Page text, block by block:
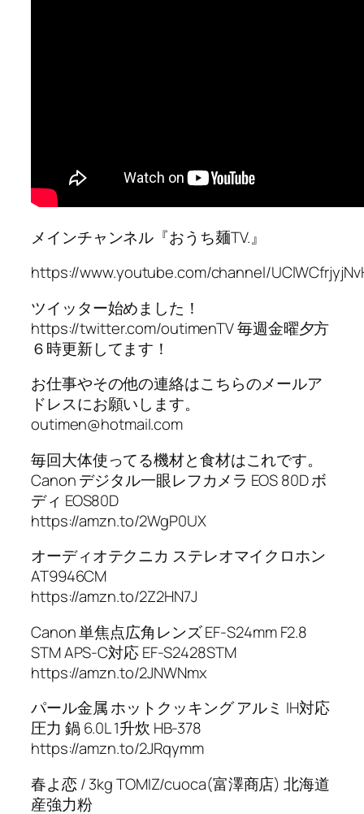
メインチャンネル『おうち麺TV.』
https://www.youtube.com/channel/
ツイッター始めました！
https://twitter.com/outimenTV 毎週金曜夕方
６時更新してます！
お仕事やその他の連絡はこちらのメールア
ドレスにお願いします。
outimen@hotmail.com
毎回大体使ってる機材と食材はこれです。
Canon デジタル一眼レフカメラ EOS 80D ボ
ディ EOS80D
https://amzn.to/2WgP0UX
オーディオテクニカ ステレオマイクロホン
AT9946CM
https://amzn.to/2Z2HN7J
Canon 単焦点広角レンズ EF-S24mm F2.8
STM APS-C対応 EF-S2428STM
https://amzn.to/2JNWNmx
パール金属 ホットクッキング アルミ IH対応
圧力 鍋 6.0L 1升炊 HB-378
https://amzn.to/2JRqymm
春よ恋 / 3kg TOMIZ/cuoca(富澤商店) 北海道
産強力粉